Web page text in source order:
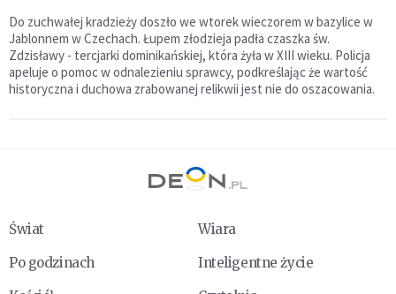
Do zuchwałej kradzieży doszło we wtorek wieczorem w bazylice w
Jablonnem w Czechach. Łupem złodzieja padła czaszka św.
Zdzisławy - tercjarki dominikańskiej, która żyła w XIII wieku. Policja
apeluje o pomoc w odnalezieniu sprawcy, podkreślając że wartość
historyczna i duchowa zrabowanej relikwii jest nie do oszacowania.
Świat
Wiara
Po godzinach
Inteligentne życie